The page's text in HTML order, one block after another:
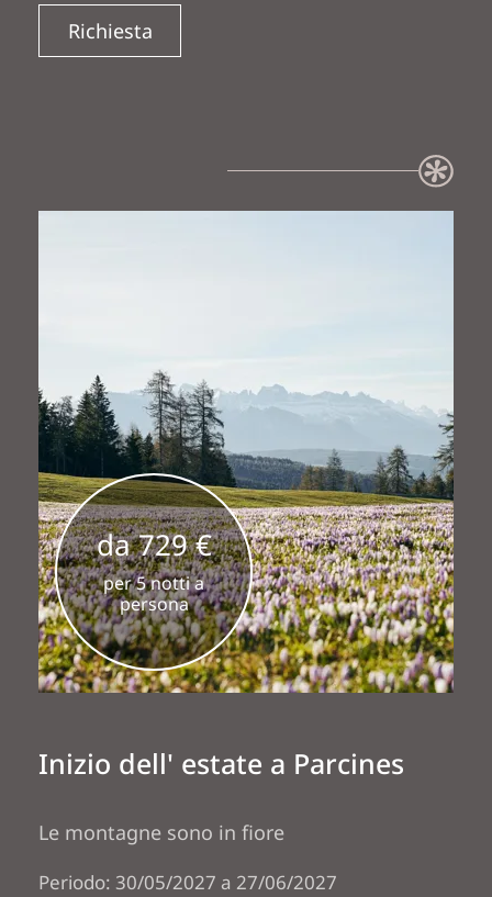
Richiesta
Inizio dell' estate a Parcines
Le montagne sono in fiore
Periodo: 30/05/2027 a 27/06/2027
da 729 €
per 5 notti a
persona